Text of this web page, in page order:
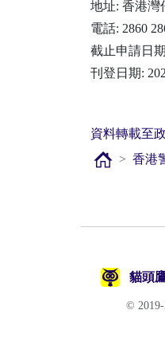
地址: 香港灣
電話: 2860
截止申請日
刊登日期:
資料轉載至
香港
貓頭
© 2019-